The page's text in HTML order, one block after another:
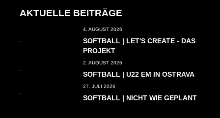
AKTUELLE BEITRÄGE
4. AUGUST 2026
SOFTBALL | LET'S CREATE - DAS
PROJEKT
2. AUGUST 2026
SOFTBALL | U22 EM IN OSTRAVA
27. JULI 2026
SOFTBALL | NICHT WIE GEPLANT